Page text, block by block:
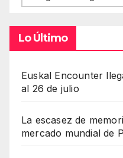
Lo Último
Euskal Encounter
al 26 de julio
La escasez de
mercado mundial de